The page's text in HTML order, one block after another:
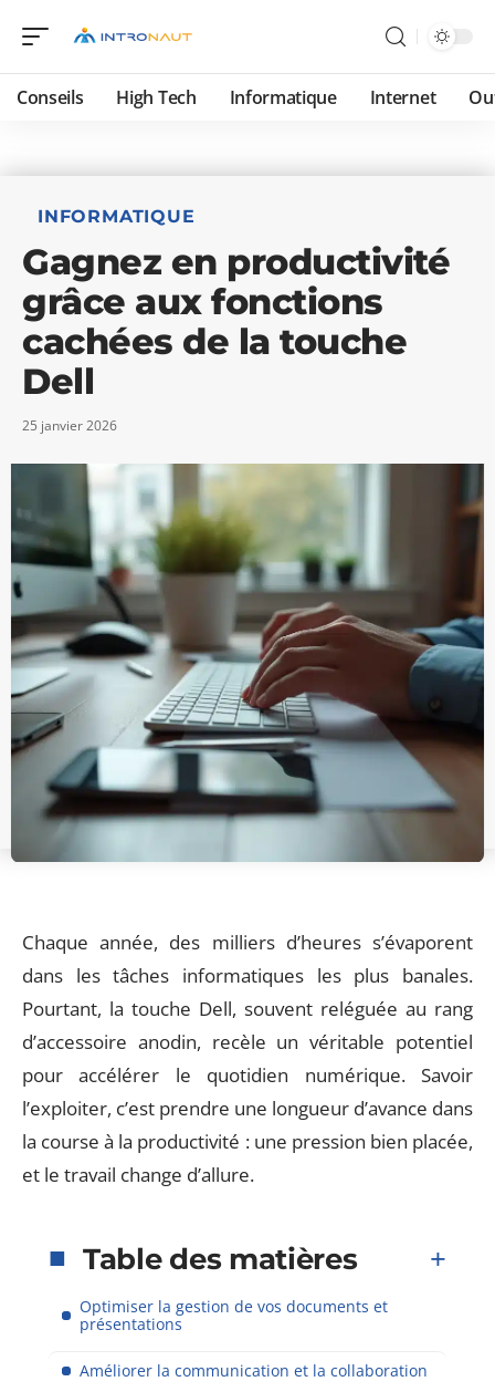
Conseils High Tech Informatique Internet
INFORMATIQUE
Gagnez en productivité
grâce aux fonctions
cachées de la touche
Dell
25 janvier 2026
Chaque année, des milliers d’heures s’évaporent
dans les tâches informatiques les plus banales.
Pourtant, la touche Dell, souvent reléguée au rang
d’accessoire anodin, recèle un véritable potentiel
pour accélérer le quotidien numérique. Savoir
l’exploiter, c’est prendre une longueur d’avance dans
la course à la productivité : une pression bien placée,
et le travail change d’allure.
Table des matières
Optimiser la gestion de vos documents et
présentations
Améliorer la communication et la collaboration